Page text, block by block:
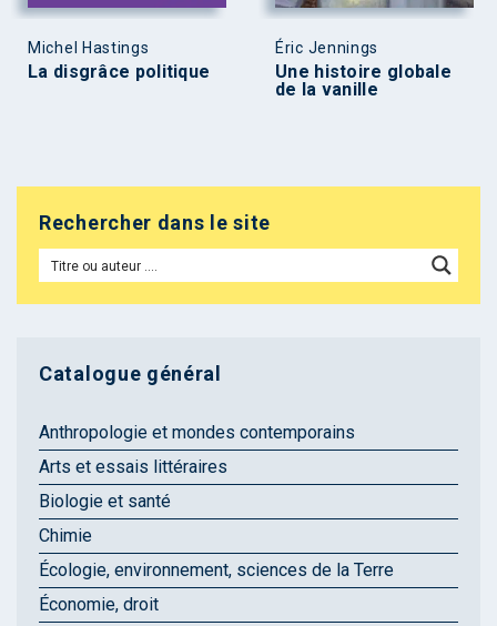
Michel Hastings
La disgrâce politique
Éric Jennings
Une histoire globale
de la vanille
Rechercher dans le site
Catalogue général
Anthropologie et mondes contemporains
Arts et essais littéraires
Biologie et santé
Chimie
Écologie, environnement, sciences de la Terre
Économie, droit